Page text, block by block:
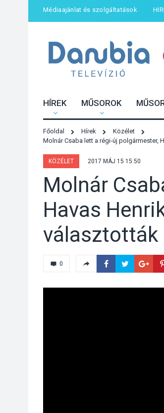
Médiaajánlat és szolgáltatások
HÍREK MŰSOROK
Főoldal Hírek
Közélet
Molnár Csaba lett a régi-új polgármester,
KÖZÉLET 2017 MÁJ 15 15:50
Molnár
Havas
választották
0